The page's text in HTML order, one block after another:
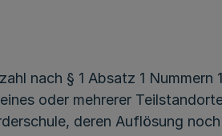
nach § 1 Absatz 1 Nummern
oder mehrerer
deren Auflösung